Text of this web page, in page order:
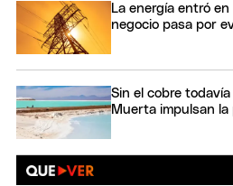
La energía entró en
negocio pasa por
Sin el cobre
Muerta impulsan